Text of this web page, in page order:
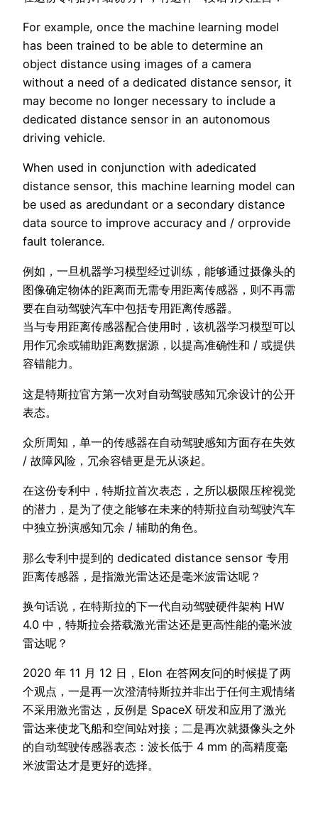
For example, once the machine learning model
has been trained to be able to determine an
object distance using images of a camera
without a need of a dedicated distance sensor, it
may become no longer necessary to include a
dedicated distance sensor in an autonomous
driving vehicle.
When used in conjunction with adedicated
distance sensor, this machine learning model can
be used as aredundant or a secondary distance
data source to improve accuracy and / orprovide
fault tolerance.
例如，一旦机器学习模型经过训练，能够通过摄像头的
图像确定物体的距离而无需专用距离传感器，则不再需
要在自动驾驶汽车中包括专用距离传感器。
当与专用距离传感器配合使用时，该机器学习模型可以
用作冗余或辅助距离数据源，以提高准确性和 / 或提供
容错能力。
这是特斯拉官方第一次对自动驾驶感知冗余设计的公开
表态。
众所周知，单一的传感器在自动驾驶感知方面存在失效
/ 故障风险，冗余容错更是无从谈起。
在这份专利中，特斯拉首次表态，之所以极限压榨视觉
的潜力，是为了使之能够在未来的特斯拉自动驾驶汽车
中独立扮演感知冗余 / 辅助的角色。
那么专利中提到的 dedicated distance sensor 专用
距离传感器，是指激光雷达还是毫米波雷达呢？
换句话说，在特斯拉的下一代自动驾驶硬件架构 HW
4.0 中，特斯拉会搭载激光雷达还是更高性能的毫米波
雷达呢？
2020 年 11 月 12 日，Elon 在答网友问的时候提了两
个观点，一是再一次澄清特斯拉并非出于任何主观情绪
不采用激光雷达，反例是 SpaceX 研发和应用了激光
雷达来使龙飞船和空间站对接；二是再次就摄像头之外
的自动驾驶传感器表态：波长低于 4 mm 的高精度毫
米波雷达才是更好的选择。